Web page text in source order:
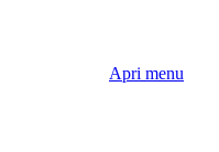
Apri menu